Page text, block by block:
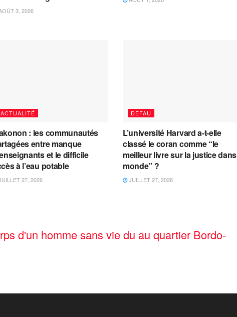
3, 2026
ACTUALITÉ
: les communautés
entre manque
et le difficile
à l’eau potable
27, 2026
DEFAU
L’université Harvard a-t-elle
classé le coran comme “le
meilleur livre sur la justice dans
monde” ?
JUILLET 27, 2026
d'un homme sans vie du au quartier Bordo-